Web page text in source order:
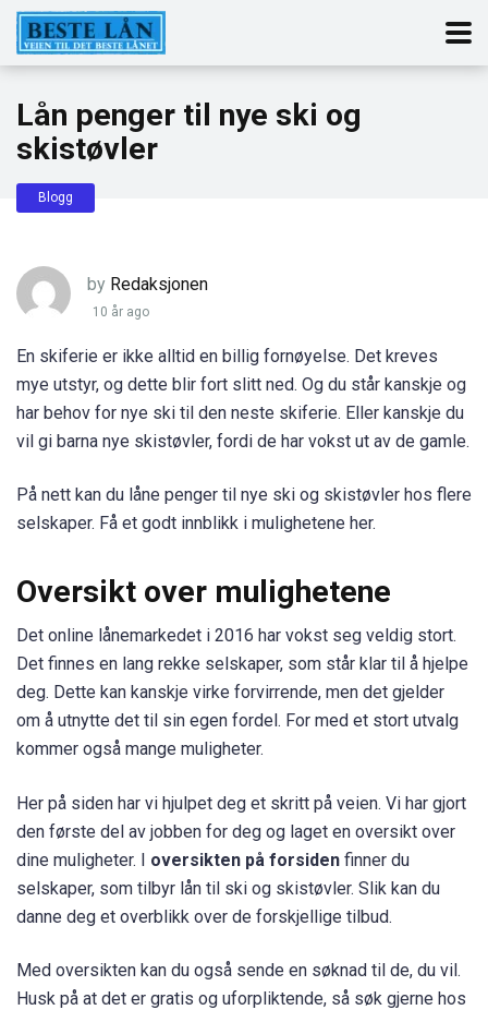
Lån penger til nye ski og
skistøvler
Blogg
by Redaksjonen
10 år ago
En skiferie er ikke alltid en billig fornøyelse. Det kreves
mye utstyr, og dette blir fort slitt ned. Og du står kanskje og
har behov for nye ski til den neste skiferie. Eller kanskje du
vil gi barna nye skistøvler, fordi de har vokst ut av de gamle.
På nett kan du låne penger til nye ski og skistøvler hos flere
selskaper. Få et godt innblikk i mulighetene her.
Oversikt over mulighetene
Det online lånemarkedet i 2016 har vokst seg veldig stort.
Det finnes en lang rekke selskaper, som står klar til å hjelpe
deg. Dette kan kanskje virke forvirrende, men det gjelder
om å utnytte det til sin egen fordel. For med et stort utvalg
kommer også mange muligheter.
Her på siden har vi hjulpet deg et skritt på veien. Vi har gjort
den første del av jobben for deg og laget en oversikt over
dine muligheter. I oversikten på forsiden finner du
selskaper, som tilbyr lån til ski og skistøvler. Slik kan du
danne deg et overblikk over de forskjellige tilbud.
Med oversikten kan du også sende en søknad til de, du vil.
Husk på at det er gratis og uforpliktende, så søk gjerne hos